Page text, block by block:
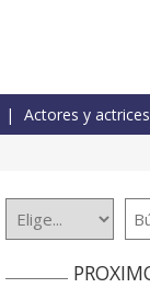
Actores y actrices